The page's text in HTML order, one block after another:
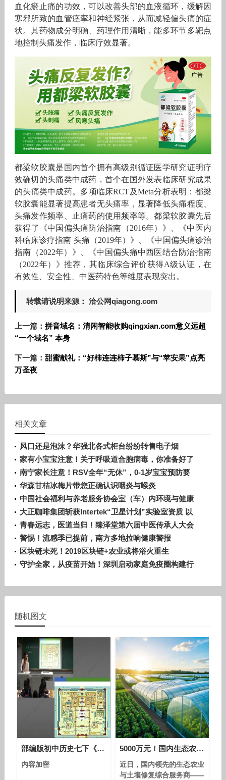
血化瘀止痛的功效，可以改善头部的血液循环，缓解因
寒邪所致的血管痉挛和神经紧张，从而减轻偏头痛的症
状。其药物成分明确、药理作用清晰，能多环节多靶点
地控制头痛发作，临床疗效显著。
都梁软胶囊是国内首个拥有高级别循证医学研究证明疗
效确切的头痛类中成药，首个在国外发表临床研究成果
的头痛类中成药。多项临床RCT及Meta分析表明：都梁
软胶囊能显著提高患者无头痛率，显著降低头痛程度、
头痛发作频率、止痛药的使用频率等。都梁软胶囊先后
获得了《中国偏头痛防治指南（2016年）》、《中医内
科临床诊疗指南 头痛（2019年）》、《中国偏头痛诊治
指南（2022年）》、《中国偏头痛中西医结合防治指南
（2022年）》推荐，其临床综合评价获得A级认证，在
有效性、安全性、中医药特色等维度表现突出。
转载请说明来源： 洽公网qiagong.com
上一篇： 拼音域名：清闲智能收购qingxian.com意义远超
“一个域名” 本身
下一篇： 甜蜜献礼：“好柿连连柿子慕斯”与“苹安果”点亮
万圣夜
相关文章
风口还是泡沫？华强北各式柜台纷纷转售电子烟
家有小宝宝注意！关于呼吸道合胞病毒，你准备好了
吗？
南宁家长注意！RSV全年“无休”，0-1岁宝宝预防要
趁早
华森甘桔冰梅片带您正确认识咽炎与喉炎
中国社会福利与养老服务协会室（车）内环境与健康
科技分会正式成立！
大正咖啡集团斩获Intertek“卫星计划”实验室资质 以
严苛品控赋能全球化发展
青春远志，医道当归！臻泽堂第六届中医传承人大会
暨答谢晚宴圆满落幕
警惕！流感季已提前，南方多地拉响健康警报
区块链未死！2019区块链+农业或将浴火重生
守护全家，从疫苗开始！深圳启动家庭免疫圈构建行
随机图文
部编版初中历史七下《第20课 清朝君主专制的强化》四川董甜
内容加密
5000万元！国内生态农业与土壤修复综合服务商中菌控股集团完成A轮融资
近日，国内领先的生态农业
与土壤修复综合服务商——